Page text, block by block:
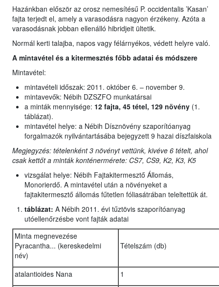
Hazánkban először az orosz nemesítésű P. occidentalis ’Kasan’
fajta terjedt el, amely a varasodásra nagyon érzékeny. Azóta a
varasodásnak jobban ellenálló hibridjeit ültetik.
Normál kerti talajba, napos vagy félárnyékos, védett helyre való.
A mintavétel és a kitermesztés főbb adatai és módszere
Mintavétel:
mintavételi időszak: 2011. október 6. – november 9.
mintavevők: Nébih DZSZFO munkatársai
a minták mennyisége: 12 fajta, 45 tétel, 129 növény (1.
táblázat).
mintavétel helye: a Nébih Dísznövény szaporítóanyag
forgalmazók nyilvántartásába bejegyzett 9 hazai díszfaiskola
Megjegyzés: tételenként 3 növényt vettünk, kivéve 6 tételt, ahol
csak kettőt a minták konténermérete: CS7, CS9, K2, K3, K5
vizsgálat helye: Nébih Fajtakitermesztő Állomás,
Monorierdő. A mintavétel után a növényeket a
fajtakitermesztő állomás fűtetlen fóliasátrában teleltettük át.
táblázat: A Nébih 2011. évi tűztövis szaporítóanyag
utóellenőrzésbe vont fajták adatai
Minta megnevezése
Pyracantha... (kereskedelmi
név)
Tételszám (db)
atalantioides Nana
1